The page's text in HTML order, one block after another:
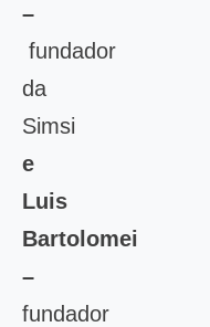
–
fundador
da
Simsi
e
Luis
Bartolomei
–
fundador